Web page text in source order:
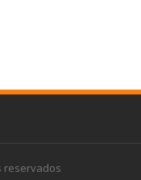
reservados